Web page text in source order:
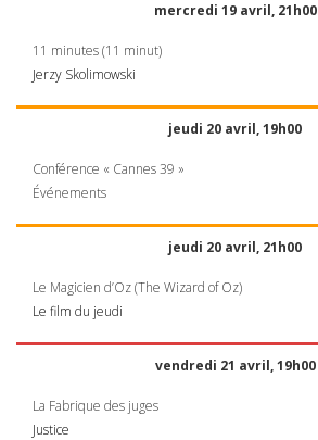
mercredi 19 avril, 21h00
11 minutes (11 minut)
Jerzy Skolimowski
jeudi 20 avril, 19h00
Conférence « Cannes 39 »
Événements
jeudi 20 avril, 21h00
Le Magicien d’Oz (The Wizard of Oz)
Le film du jeudi
vendredi 21 avril, 19h00
La Fabrique des juges
Justice